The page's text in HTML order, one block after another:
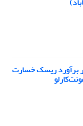
برآورد ریسک خسارت